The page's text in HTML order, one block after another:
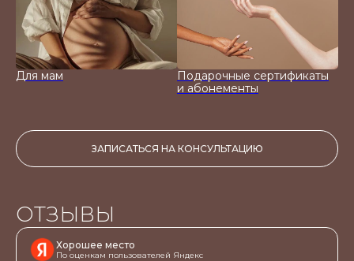
Для мам
Подарочные сертификаты
и абонементы
ЗАПИСАТЬСЯ НА КОНСУЛЬТАЦИЮ
ОТЗЫВЫ
Хорошее место
По оценкам пользователей Яндекс